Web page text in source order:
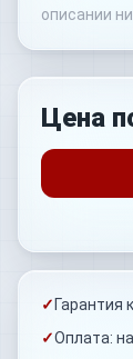
описании
Цена
✓ Гарантия
✓Оплата: